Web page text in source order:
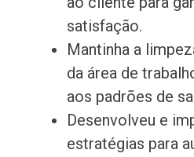
satisfação.
Mantinha a
da área de
aos padrões de
Desenvolveu e
estratégias para